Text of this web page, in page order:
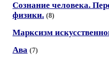
Сознание человека.
физики. (8)
Марксизм
Ава (7)